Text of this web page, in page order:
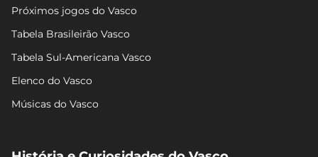
Próximos jogos do Vasco
Tabela Brasileirão Vasco
Tabela Sul-Americana Vasco
Elenco do Vasco
Músicas do Vasco